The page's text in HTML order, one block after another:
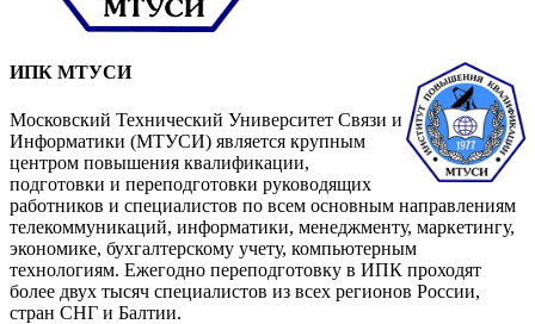
ИПК МТУСИ
Московский Технический Университет Связи и
Информатики (МТУСИ) является крупным
центром повышения квалификации,
подготовки и переподготовки руководящих
работников и специалистов по всем основным направлениям
телекоммуникаций, информатики, менеджменту, маркетингу,
экономике, бухгалтерскому учету, компьютерным
технологиям. Ежегодно переподготовку в ИПК проходят
более двух тысяч специалистов из всех регионов России,
стран СНГ и Балтии.